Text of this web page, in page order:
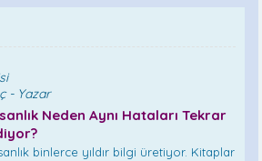
- Yazar
Neden Aynı Hataları Tekrar
binlerce yıldır bilgi üretiyor. Kitaplar